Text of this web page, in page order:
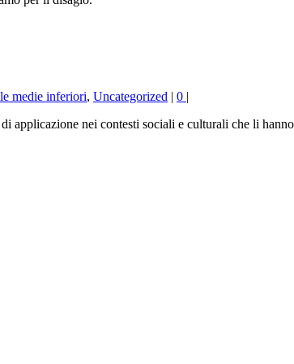
medie inferiori, Uncategorized | 0 |
nei contesti sociali e culturali che li